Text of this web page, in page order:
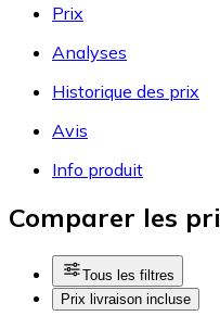
Prix
Analyses
Historique des prix
Avis
Info produit
Comparer les
Tous les filtres
Prix livraison incluse